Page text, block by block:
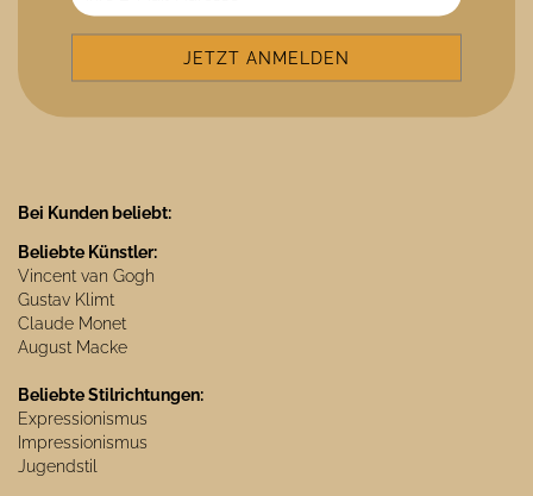
Bei Kunden beliebt:
Beliebte Künstler:
Vincent van Gogh
Gustav Klimt
Claude Monet
August Macke
Beliebte Stilrichtungen:
Expressionismus
Impressionismus
Jugendstil